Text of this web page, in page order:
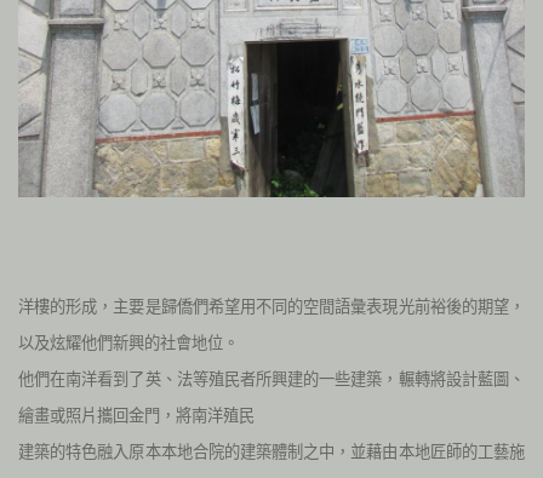
洋樓的形成，主要是歸僑們希望用不同的空間語彙表現光前裕後的期望，
以及炫耀他們新興的社會地位。
他們在南洋看到了英、法等殖民者所興建的一些建築，輾轉將設計藍圖、
繪畫或照片攜回金門，將南洋殖民
建築的特色融入原本本地合院的建築體制之中，並藉由本地匠師的工藝施